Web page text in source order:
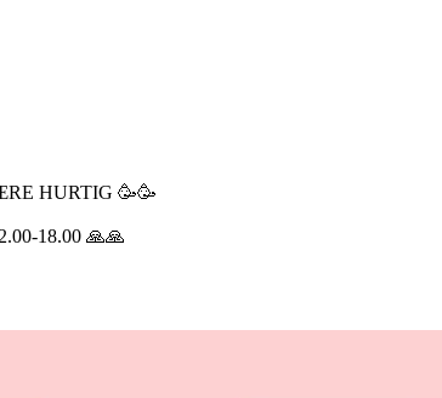
HURTIG 🥳🥳
18.00 🙏🙏